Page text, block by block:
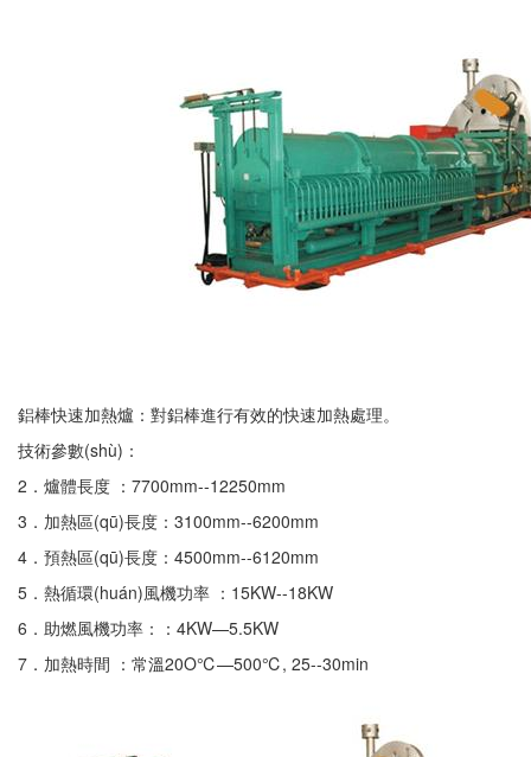
鋁棒快速加熱爐：對鋁棒進行有效的快速加熱處理。
技術參數(shù)：
2．爐體長度 ：7700mm--12250mm
3．加熱區(qū)長度：3100mm--6200mm
4．預熱區(qū)長度：4500mm--6120mm
5．熱循環(huán)風機功率 ：15KW--18KW
6．助燃風機功率：：4KW—5.5KW
7．加熱時間 ：常溫20O℃—500℃, 25--30min